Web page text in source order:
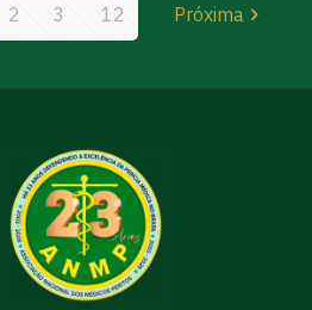
2 3 12 Próxima